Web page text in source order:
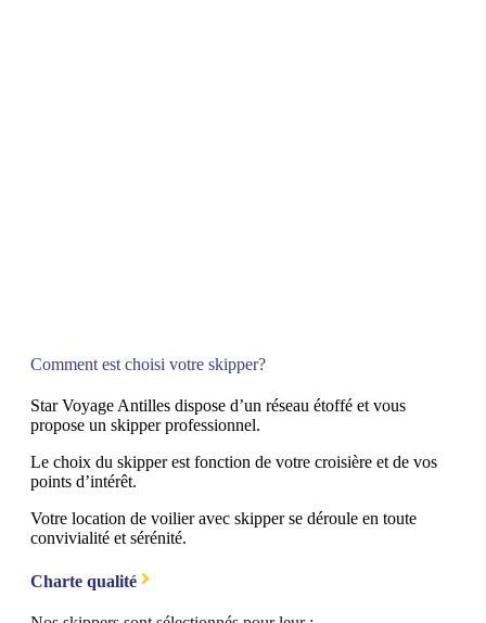
Comment est choisi votre skipper?
Star Voyage Antilles dispose d’un réseau étoffé et vous
propose un skipper professionnel.
Le choix du skipper est fonction de votre croisière et de vos
points d’intérêt.
Votre location de voilier avec skipper se déroule en toute
convivialité et sérénité.
Charte qualité